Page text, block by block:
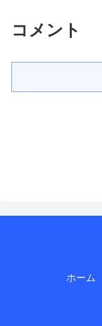
コメント
ホーム